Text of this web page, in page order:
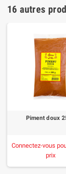
16 autres
Piment doux
Connectez-vous
prix